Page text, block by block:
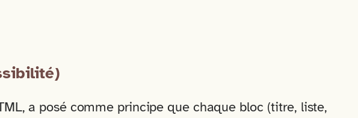
a posé comme principe que chaque bloc (titre, liste,